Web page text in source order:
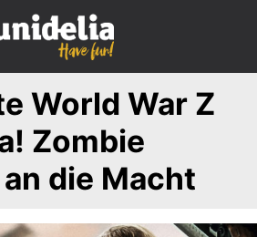
World War Z
Zombie
die Macht